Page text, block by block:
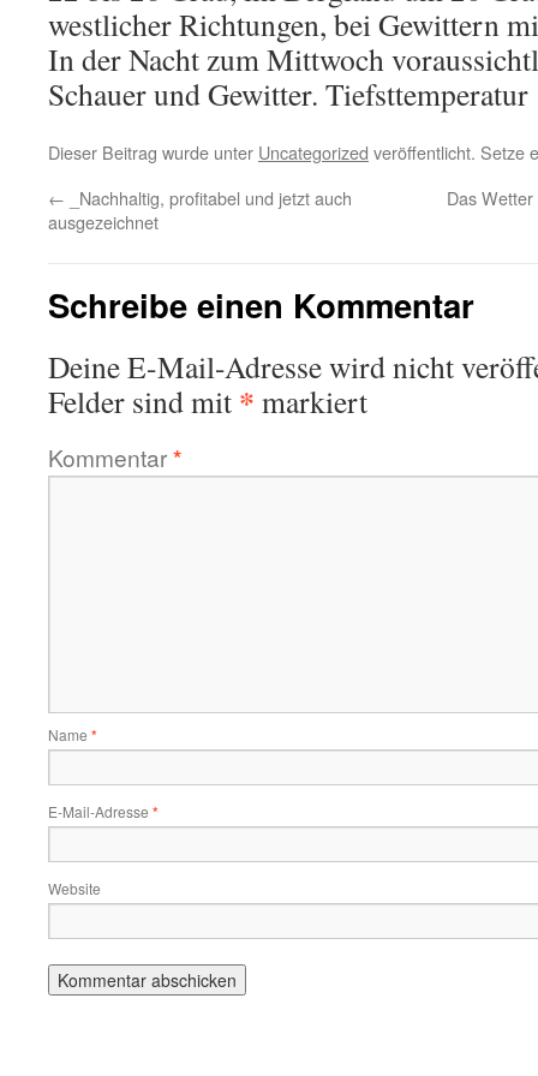
westlicher Richtungen, bei Gewittern
In der Nacht zum Mittwoch
Schauer und Gewitter.
Dieser Beitrag wurde unter Uncategorized veröffentlicht. Setze
← _Nachhaltig, profitabel und jetzt auch
ausgezeichnet
Das
Schreibe einen Kommentar
Deine E-Mail-Adresse wird nicht
Felder sind mit * markiert
Kommentar*
Name *
E-Mail-Adresse *
Website